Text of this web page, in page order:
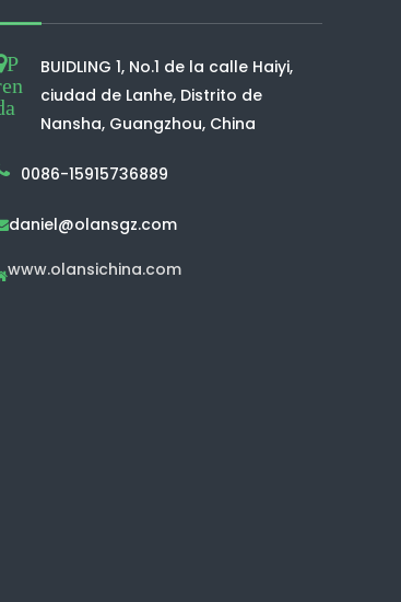
P
BUIDLING 1, No.1 de la calle Haiyi,
ciudad de Lanhe, Distrito de
Nansha, Guangzhou, China
0086-15915736889
daniel@olansgz.com
www.olansichina.com